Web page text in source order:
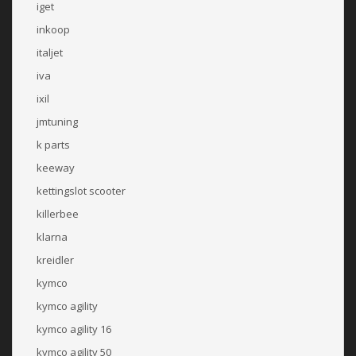
iget
inkoop
italjet
iva
ixil
jmtuning
k parts
keeway
kettingslot scooter
killerbee
klarna
kreidler
kymco
kymco agility
kymco agility 16
kymco agility 50